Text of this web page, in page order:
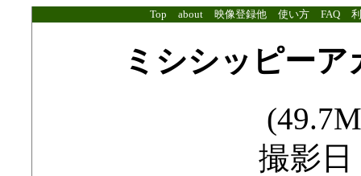
Top about 映像登録他 使い方 FAQ
ミシシッピー
撮影日